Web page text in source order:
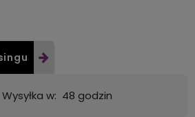
zł- GLS - dostawa do automatu Orlen lub Żabka